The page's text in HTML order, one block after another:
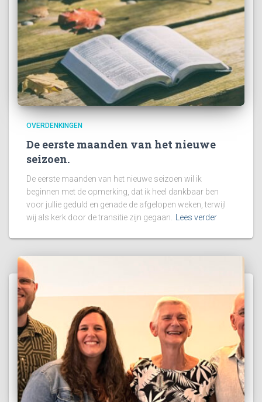
OVERDENKINGEN
De eerste maanden van het nieuwe
seizoen.
De eerste maanden van het nieuwe seizoen wil ik
beginnen met de opmerking, dat ik heel dankbaar ben
voor jullie geduld en genade de afgelopen weken, terwijl
wij als kerk door de transitie zijn gegaan.
Lees verder